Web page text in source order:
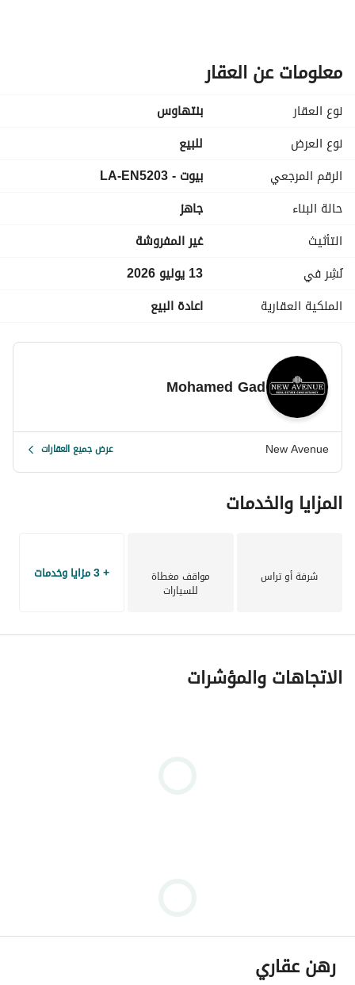
معلومات عن العقار
نوع العقار
بنتهاوس
نوع العرض
للبيع
الرقم المرجعي
بيوت - LA-EN5203
حالة البناء
جاهز
التأثيث
غير المفروشة
نُشِر في
13 يوليو 2026
الملكية العقارية
اعادة البيع
Mohamed Gad
New Avenue عرض جميع العقارات
المزايا والخدمات
شرفة أو تراس مواقف مغطاة
للسيارات
+ 3 مزايا وخدمات
الاتجاهات والمؤشرات
رهن عقاري